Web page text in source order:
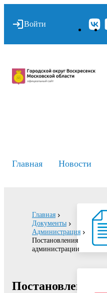
Войти
Главная Новости
Главная
Документы
Администрация
Постановления
администрации
Постановление